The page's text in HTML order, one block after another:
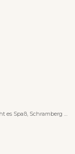
Spaß, Schramberg zu erleben”